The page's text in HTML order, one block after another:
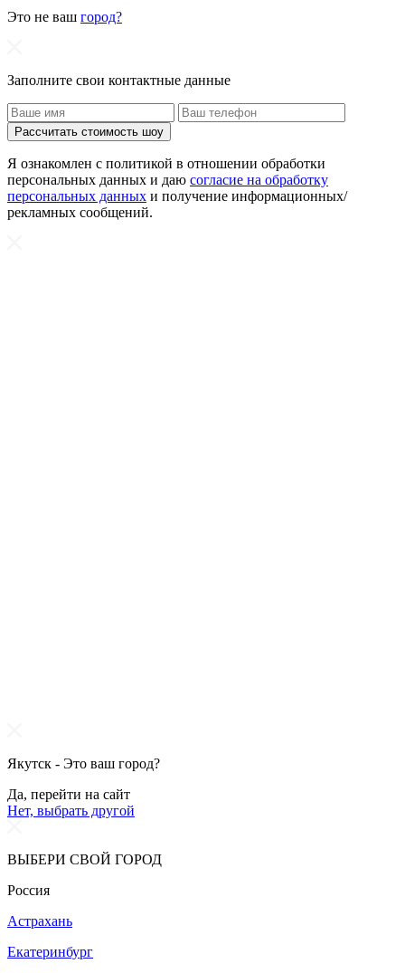
Это не ваш город?
Заполните свои контактные данные
Рассчитать стоимость шоу
Я ознакомлен с политикой в отношении обработки
персональных данных и даю согласие на обработку
персональных данных и получение информационных/
рекламных сообщений.
Якутск - Это ваш город?
Да, перейти на сайт
Нет, выбрать другой
ВЫБЕРИ СВОЙ ГОРОД
Россия
Астрахань
Екатеринбург